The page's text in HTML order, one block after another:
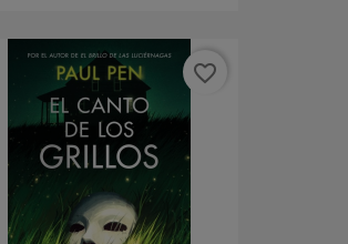
favorite_border